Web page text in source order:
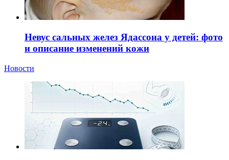
Невус сальных желез Ядассона у детей: фото
и описание изменений кожи
Новости